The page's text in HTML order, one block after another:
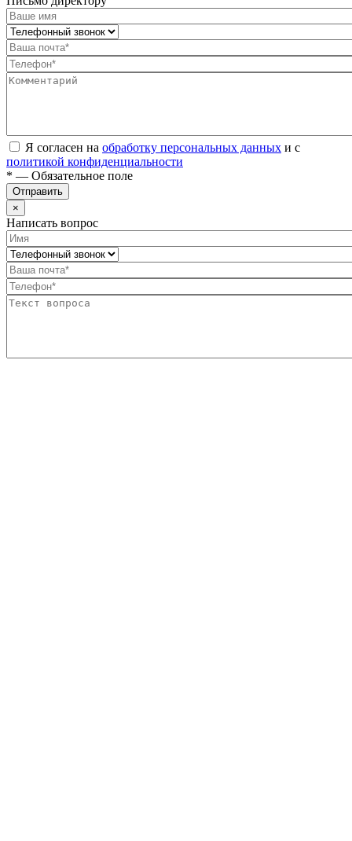
Я согласен на обработку персональных данных и с
политикой конфиденциальности
* — Обязательное поле
Отправить
×
Написать вопрос